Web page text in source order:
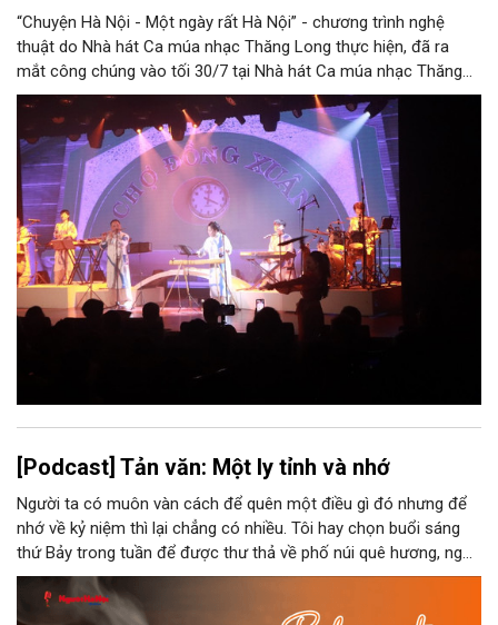
“Chuyện Hà Nội - Một ngày rất Hà Nội” - chương trình nghệ
thuật do Nhà hát Ca múa nhạc Thăng Long thực hiện, đã ra
mắt công chúng vào tối 30/7 tại Nhà hát Ca múa nhạc Thăng
Long (số 31 - 33 phố Lương Văn Can, phường Hoàn Kiếm).
[Podcast] Tản văn: Một ly tỉnh và nhớ
Người ta có muôn vàn cách để quên một điều gì đó nhưng để
nhớ về kỷ niệm thì lại chẳng có nhiều. Tôi hay chọn buổi sáng
thứ Bảy trong tuần để được thư thả về phố núi quê hương, ngồi
đợi giọt đắng của đất đai, mưa nắng điểm từng nhịp xuống
chiếc ly sứ như đợi thời gian mở cánh cửa diệu kì của mình.